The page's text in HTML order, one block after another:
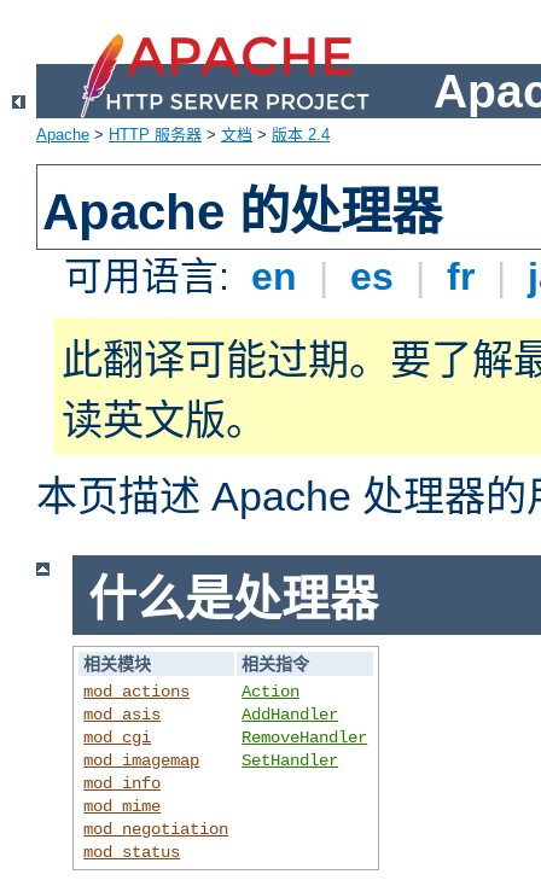
Apache > HTTP 服务器 > 文档 > 版本 2.4
Apache 的处理器
可用语言: en | es | fr |
此翻译可能过期。要了解
读英文版。
本页描述 Apache 处理器的
什么是处理器
相关模块
相关指令
mod_actions
mod_asis
mod_cgi
mod_imagemap
mod_info
mod_mime
mod_negotiation
mod_status
Action
AddHandler
RemoveHandler
SetHandler